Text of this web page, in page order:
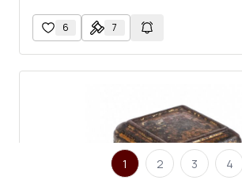
6 7
1 2 3 4